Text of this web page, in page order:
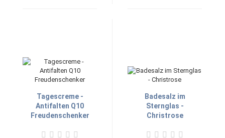
Tagescreme -
Antifalten Q10
Freudenschenker
Badesalz im
Sternglas -
Christrose